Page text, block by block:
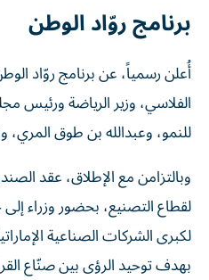
برنامج روّاد الوطن
أُعلن رسمياً، عن برنامج روّاد
الفلاسي، وزير الرياضة ورئيس
للنمو، وعبدالله بن طوق المري،
وبالتزامن مع الإطلاق، عقد
لقطاع التصنيع، بحضور وزراء
لكبرى الشركات الصناعية
بهدف توحيد الرؤى بين صنّاع